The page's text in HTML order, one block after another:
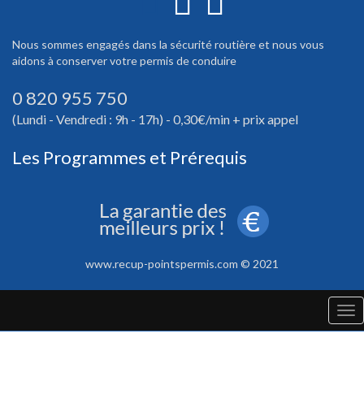
Nous sommes engagés dans la sécurité routière et nous vous
aidons à conserver votre permis de conduire
0 820 955 750
(Lundi - Vendredi : 9h - 17h) - 0,30€/min + prix appel
Les Programmes et Prérequis
www.recup-pointspermis.com © 2021